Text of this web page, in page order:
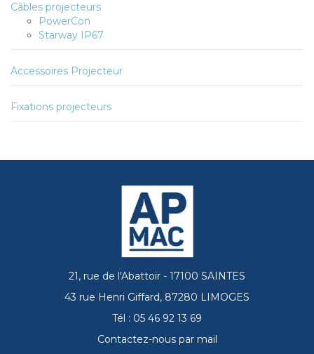
Câbles projecteurs
PowerCon
Starway IP67
Accessoires Projecteur
Fixations projecteurs
21, rue de l'Abattoir - 17100 SAINTES
43 rue Henri Giffard, 87280 LIMOGES
Tél : 05 46 92 13 69
Contactez-nous par mail